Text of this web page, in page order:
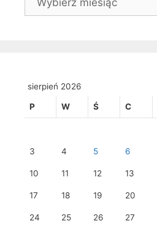
sierpień 2026
P W Ś C
3 4 5 6
10 11 12 13
17 18 19 20
24 25 26 27